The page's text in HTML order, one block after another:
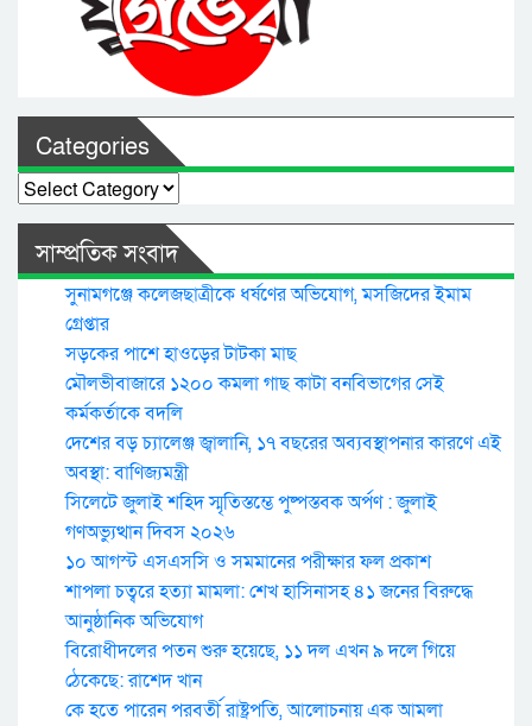
Categories
Categories
সাম্প্রতিক সংবাদ
সুনামগঞ্জে কলেজছাত্রীকে ধর্ষণের অভিযোগ, মসজিদের ইমাম
গ্রেপ্তার
সড়কের পাশে হাওড়ের টাটকা মাছ
মৌলভীবাজারে ১২০০ কমলা গাছ কাটা বনবিভাগের সেই
কর্মকর্তাকে বদলি
দেশের বড় চ্যালেঞ্জ জ্বালানি, ১৭ বছরের অব্যবস্থাপনার কারণে এই
অবস্থা: বাণিজ্যমন্ত্রী
সিলেটে জুলাই শহিদ স্মৃতিস্তম্ভে পুষ্পস্তবক অর্পণ : জুলাই
গণঅভ্যুত্থান দিবস ২০২৬
১০ আগস্ট এসএসসি ও সমমানের পরীক্ষার ফল প্রকাশ
শাপলা চত্বরে হত্যা মামলা: শেখ হাসিনাসহ ৪১ জনের বিরুদ্ধে
আনুষ্ঠানিক অভিযোগ
বিরোধীদলের পতন শুরু হয়েছে, ১১ দল এখন ৯ দলে গিয়ে
ঠেকেছে: রাশেদ খান
কে হতে পারেন পরবর্তী রাষ্ট্রপতি, আলোচনায় এক আমলা